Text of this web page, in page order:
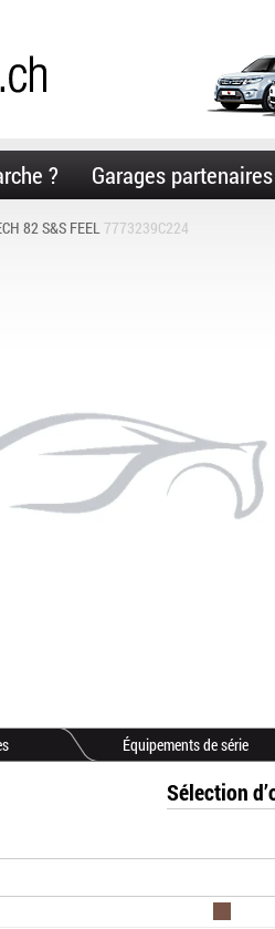
? Garages partenaires
82 S&S FEEL 7773239C224
Équipements de série
Sélection